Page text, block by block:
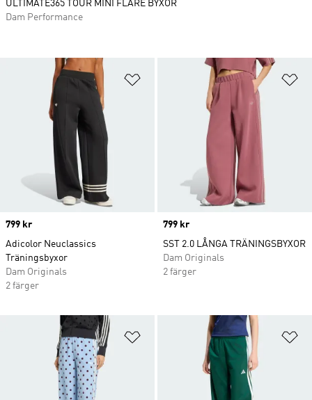
Lägg till på önskelistan
Price
799 kr
Adicolor Neuclassics
Träningsbyxor
Dam Originals
2 färger
Price
799 kr
SST 2.0 LÅNGA TRÄNINGSBYXOR
Dam Originals
2 färger
Lägg till på önskelistan
ULTIMATE365 TOUR MINI FLARE BYXOR
Dam Performance